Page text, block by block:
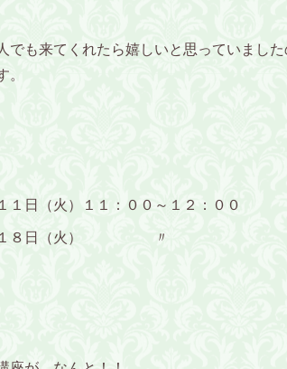
でも来てくれたら嬉しいと思っていまし
。
１日（火）１１：００～１２：００
１８日（火） 〃